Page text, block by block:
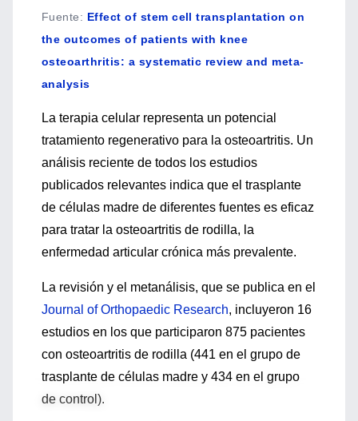
Fuente: Effect of stem cell transplantation on
the outcomes of patients with knee
osteoarthritis: a systematic review and meta-
analysis
La terapia celular representa un potencial
tratamiento regenerativo para la osteoartritis. Un
análisis reciente de todos los estudios
publicados relevantes indica que el trasplante
de células madre de diferentes fuentes es eficaz
para tratar la osteoartritis de rodilla, la
enfermedad articular crónica más prevalente.
La revisión y el metanálisis, que se publica en el
Journal of Orthopaedic Research, incluyeron 16
estudios en los que participaron 875 pacientes
con osteoartritis de rodilla (441 en el grupo de
trasplante de células madre y 434 en el grupo
de control).